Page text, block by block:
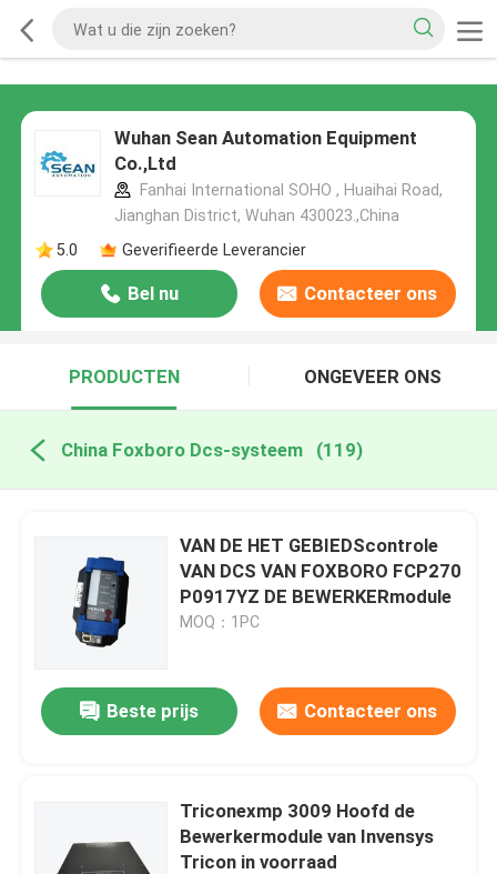
Wuhan Sean Automation Equipment
Co.,Ltd
Fanhai International SOHO , Huaihai Road,
Jianghan District, Wuhan 430023.,China
5.0
Geverifieerde Leverancier
Bel nu Contacteer ons
PRODUCTEN ONGEVEER ONS
China Foxboro Dcs-systeem (119)
VAN DE HET GEBIEDScontrole
VAN DCS VAN FOXBORO FCP270
P0917YZ DE BEWERKERmodule
MOQ：1PC
Beste prijs Contacteer ons
Triconexmp 3009 Hoofd de
Bewerkermodule van Invensys
Tricon in voorraad